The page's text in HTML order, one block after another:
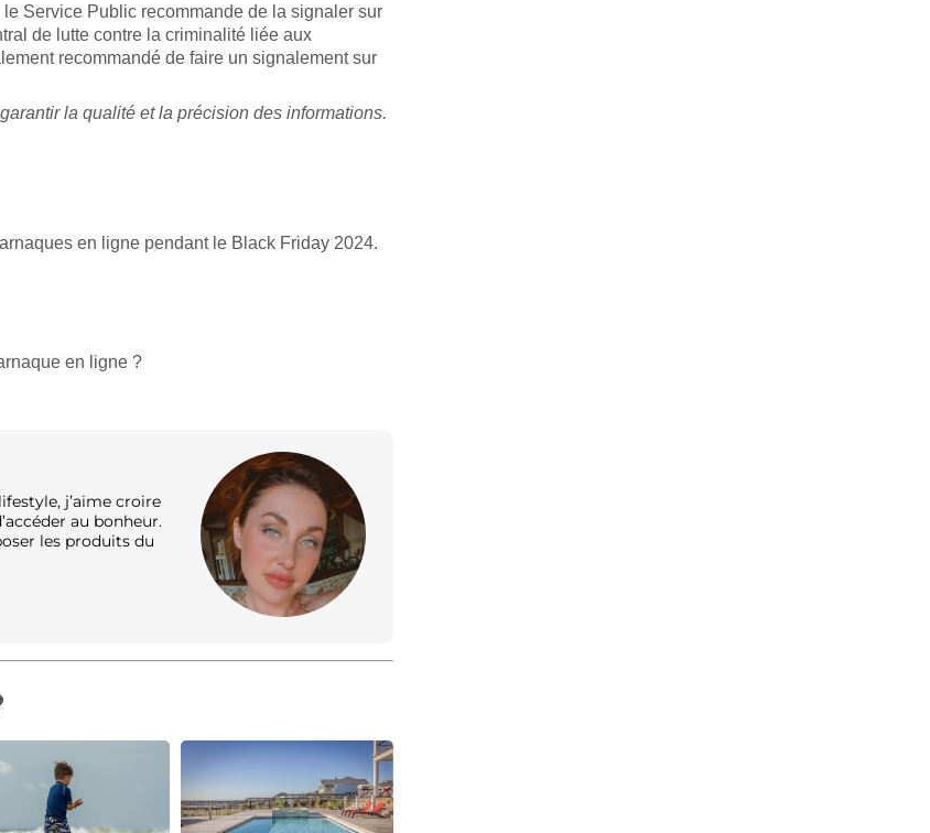
Service Public recommande de la signaler sur
de lutte contre la criminalité liée aux
recommandé de faire un signalement sur
la qualité et la précision des informations.
en ligne pendant le Black Friday 2024.
en ligne ?
j’aime croire
au bonheur.
les produits du